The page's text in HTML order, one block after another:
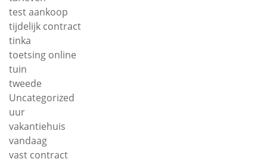
test aankoop
tijdelijk contract
tinka
toetsing online
tuin
tweede
Uncategorized
uur
vakantiehuis
vandaag
vast contract